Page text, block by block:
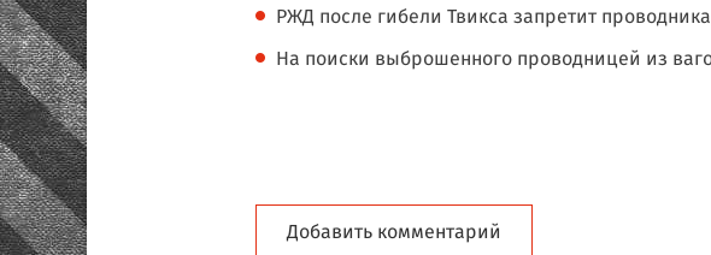
РЖД после гибели Твикса запретит
На поиски выброшенного проводницей из
Добавить комментарий